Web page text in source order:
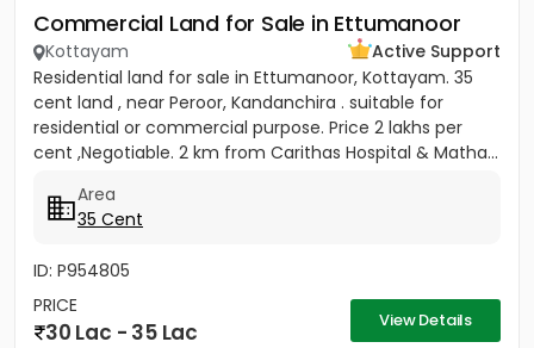
Commercial Land for Sale in Ettumanoor
Kottayam
Active Support
Residential land for sale in Ettumanoor, Kottayam. 35
cent land , near Peroor, Kandanchira . suitable for
residential or commercial purpose. Price 2 lakhs per
cent ,Negotiable. 2 km from Carithas Hospital & Matha...
Area
35 Cent
ID: P954805
PRICE
30 Lac - 35 Lac View Details